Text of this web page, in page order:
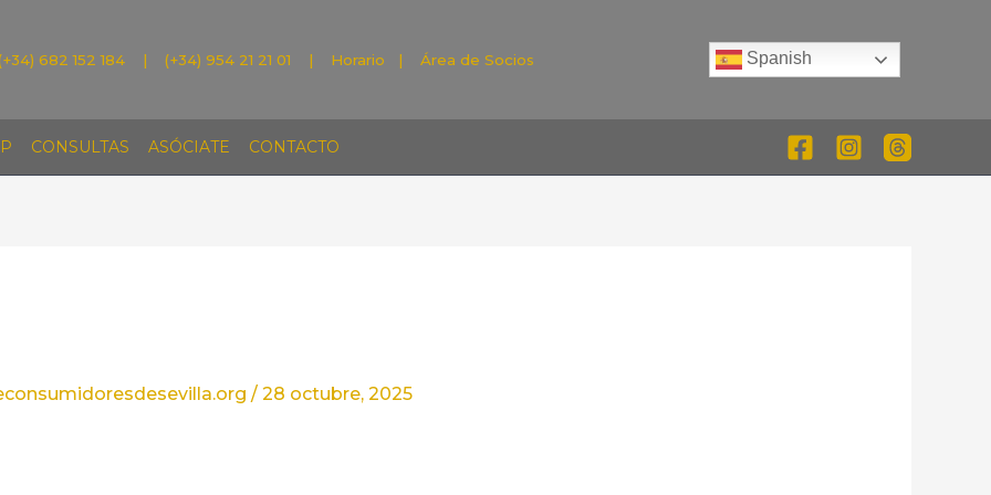
682 152 184 | (+34) 954 21 21 01 | Horario | Área de Socios Spanish
CONSULTAS ASÓCIATE CONTACTO
/ 28 octubre, 2025